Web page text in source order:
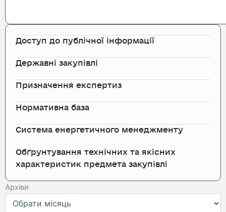
Доступ до публічної інформації
Державні закупівлі
Призначення експертиз
Нормативна база
Система енергетичного менеджменту
Обґрунтування технічних та якісних
характеристик предмета закупівлі
Архіви
Архіви